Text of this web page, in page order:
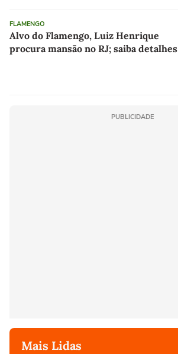
FLAMENGO
Alvo do Flamengo, Luiz Henrique
procura mansão no RJ; saiba detalhes
PUBLICIDADE
Mais Lidas